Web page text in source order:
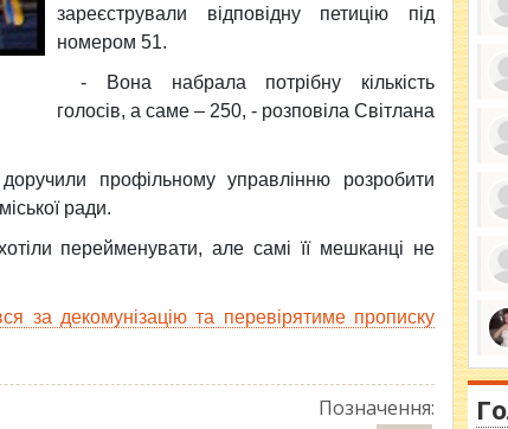
зареєстрували відповідну петицію під
номером 51.
- Вона набрала потрібну кількість
голосів, а саме – 250, - розповіла Світлана
профільному управлінню розробити
ради.
перейменувати, але самі її мешканці не
за декомунізацію та перевірятиме прописку
Позначення:
за
ми
in